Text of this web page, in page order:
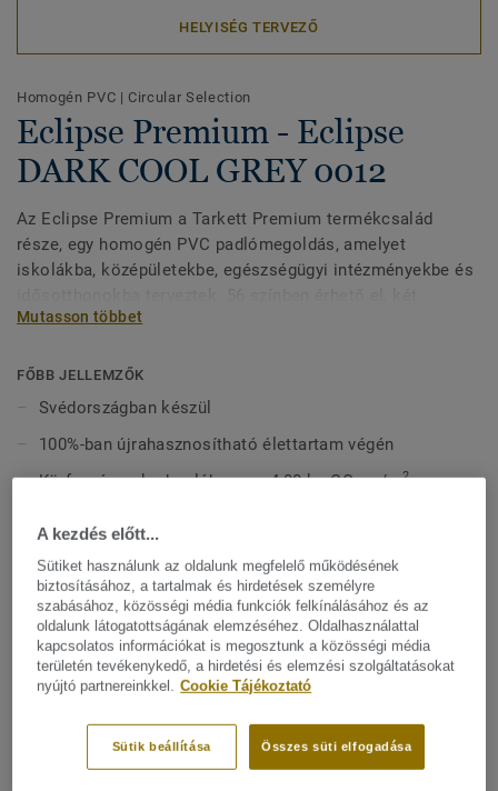
HELYISÉG TERVEZŐ
Homogén PVC | Circular Selection
Eclipse Premium - Eclipse
DARK COOL GREY 0012
Az Eclipse Premium a Tarkett Premium termékcsalád
része, egy homogén PVC padlómegoldás, amelyet
iskolákba, középületekbe, egészségügyi intézményekbe és
designváltozatban: Classic és Spirit. A Classic világos és
Spirit visszafogottabb, alacsony kontrasztú megjelenést
kínál meleg és hideg neutrális, valamint friss színek
palettáján. Mindkét design irányfüggetlen mintázattal
rendelkezik, így rugalmasan alakítható a terek hangulata és
funkcionalitása, azok felhasználásától függetlenül.
Mutasson többet
FŐBB JELLEMZŐK
Svédországban készül
100%-ban újrahasznosítható élettartam végén
Körforgásos karbonlábnyom: 4,80 kg CO eq/m2
Átlagosan 25% újrahasznosított tartalom
Premium Pro felület a könnyebb karbantartásért és jobb
ellenállásért
Színben passzoló hegesztőzsinórok a tökéletes
kivitelezéshez
MŰSZAKI ÉS KÖRNYEZETVÉDELMI ELŐÍRÁSOK
Terméktípus:Homogén PVC padlóburkolat
A kezdés előtt...
Sütiket használunk az oldalunk megfelelő működésének
biztosításához, a tartalmak és hirdetések személyre
szabásához, közösségi média funkciók felkínálásához és az
oldalunk látogatottságának elemzéséhez. Oldalhasználattal
kapcsolatos információkat is megosztunk a közösségi média
területén tevékenykedő, a hirdetési és elemzési szolgáltatásokat
nyújtó partnereinkkel. Cookie Tájékoztató
Összes süti elfogadása
Sütik beállítása